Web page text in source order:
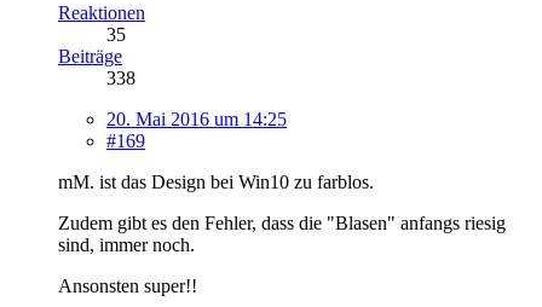
Reaktionen
35
Beiträge
338
20. Mai 2016 um 14:25
#169
mM. ist das Design bei Win10 zu farblos.
Zudem gibt es den Fehler, dass die "Blasen" anfangs riesig
sind, immer noch.
Ansonsten super!!